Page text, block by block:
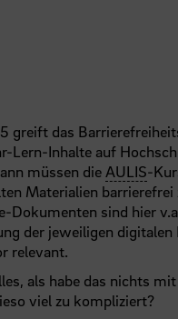
greift das
Lern-Inhalte auf
müssen die AULIS-
Materialien barrierefrei
Dokumenten sind hier
der jeweiligen
relevant.
als habe das nichts
viel zu kompliziert?